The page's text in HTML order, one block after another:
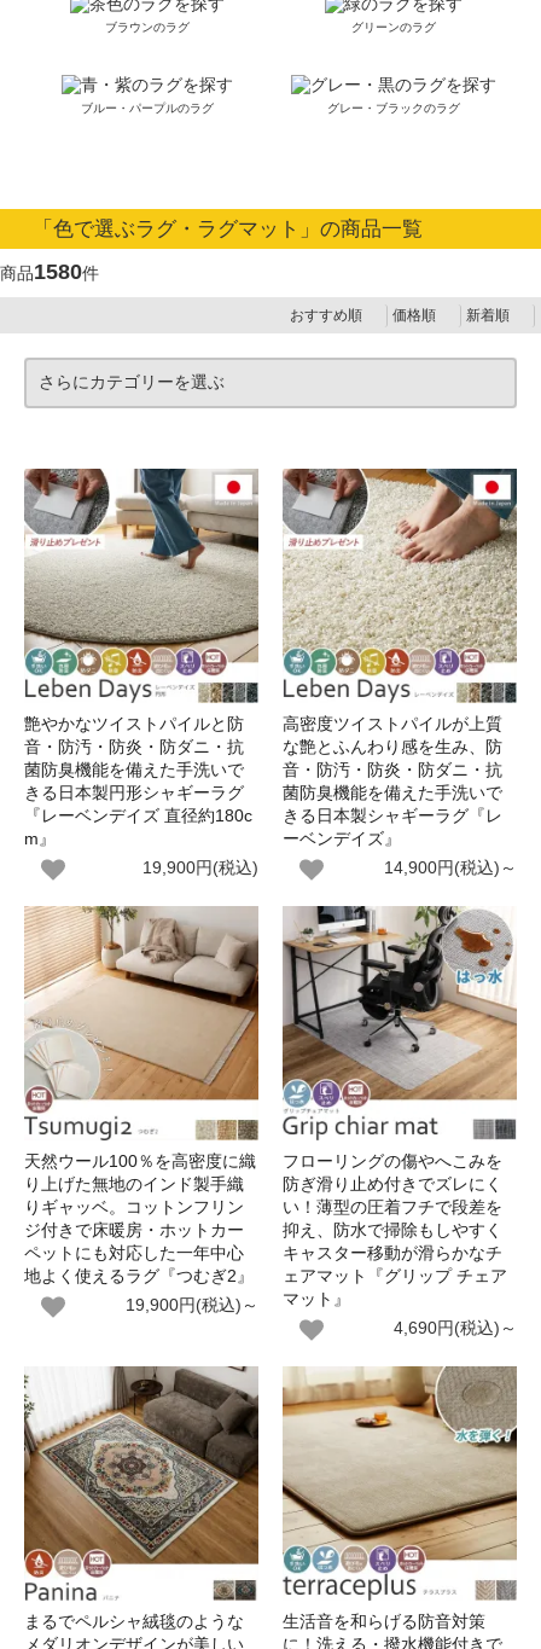
ブラウンのラグ グリーンのラグ
ブルー・パープルのラグ グレー・ブラックのラグ
「色で選ぶラグ・ラグマット」の商品一覧
商品1580件
おすすめ順 価格順 新着順
さらにカテゴリーを選ぶ
艶やかなツイストパイルと防
音・防汚・防炎・防ダニ・抗
菌防臭機能を備えた手洗いで
きる日本製円形シャギーラグ
『レーベンデイズ 直径約180c
m』
19,900円(税込)
高密度ツイストパイルが上質
な艶とふんわり感を生み、防
音・防汚・防炎・防ダニ・抗
菌防臭機能を備えた手洗いで
きる日本製シャギーラグ『レ
ーベンデイズ』
14,900円(税込)～
天然ウール100％を高密度に織
り上げた無地のインド製手織
りギャッベ。コットンフリン
ジ付きで床暖房・ホットカー
ペットにも対応した一年中心
地よく使えるラグ『つむぎ2』
19,900円(税込)～
フローリングの傷やへこみを
防ぎ滑り止め付きでズレにく
い！薄型の圧着フチで段差を
抑え、防水で掃除もしやすく
キャスター移動が滑らかなチ
ェアマット『グリップ チェア
マット』
4,690円(税込)～
まるでペルシャ絨毯のような
メダリオンデザインが美しい
生活音を和らげる防音対策
に！洗える・撥水機能付きで